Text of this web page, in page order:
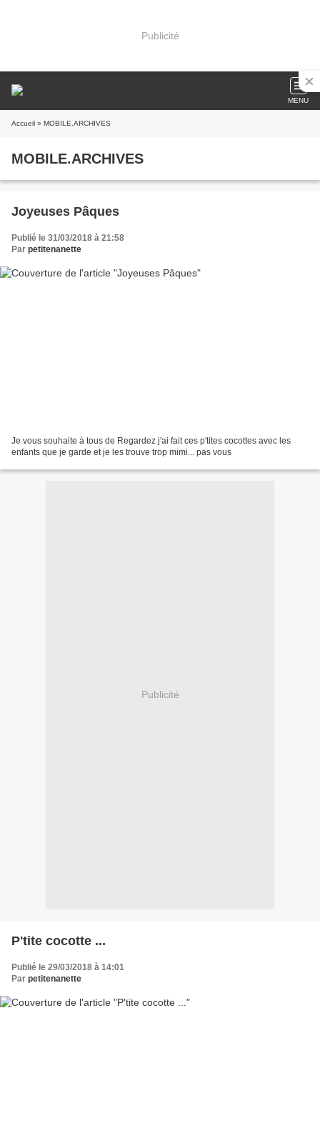
Publicité
MENU
Accueil » MOBILE.ARCHIVES
MOBILE.ARCHIVES
Joyeuses Pâques
Publié le 31/03/2018 à 21:58
Par petitenanette
Je vous souhaite à tous de Regardez j'ai fait ces p'tites cocottes avec les
enfants que je garde et je les trouve trop mimi... pas vous
Publicité
P'tite cocotte ...
Publié le 29/03/2018 à 14:01
Par petitenanette